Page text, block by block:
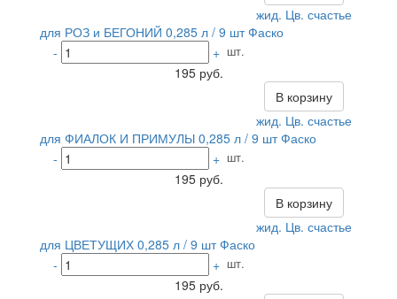
жид. Цв. счастье
для РОЗ и БЕГОНИЙ 0,285 л / 9 шт Фаско
-
+ шт.
195 руб.
В корзину
жид. Цв. счастье
для ФИАЛОК И ПРИМУЛЫ 0,285 л / 9 шт Фаско
-
+ шт.
195 руб.
В корзину
жид. Цв. счастье
для ЦВЕТУЩИХ 0,285 л / 9 шт Фаско
-
+ шт.
195 руб.